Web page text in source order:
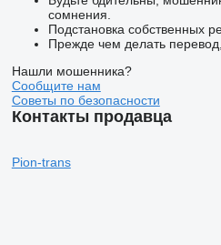
сомнения.
Подстановка собственных
Прежде чем делать
Нашли мошенника?
Сообщите нам
Советы по безопасности
Контакты продавца
Pion-trans